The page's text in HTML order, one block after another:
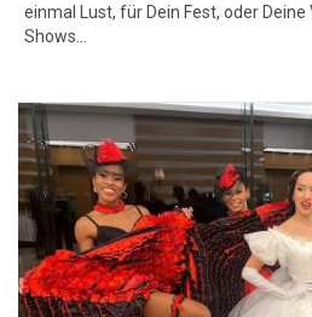
einmal Lust, für Dein Fest, oder
Shows…